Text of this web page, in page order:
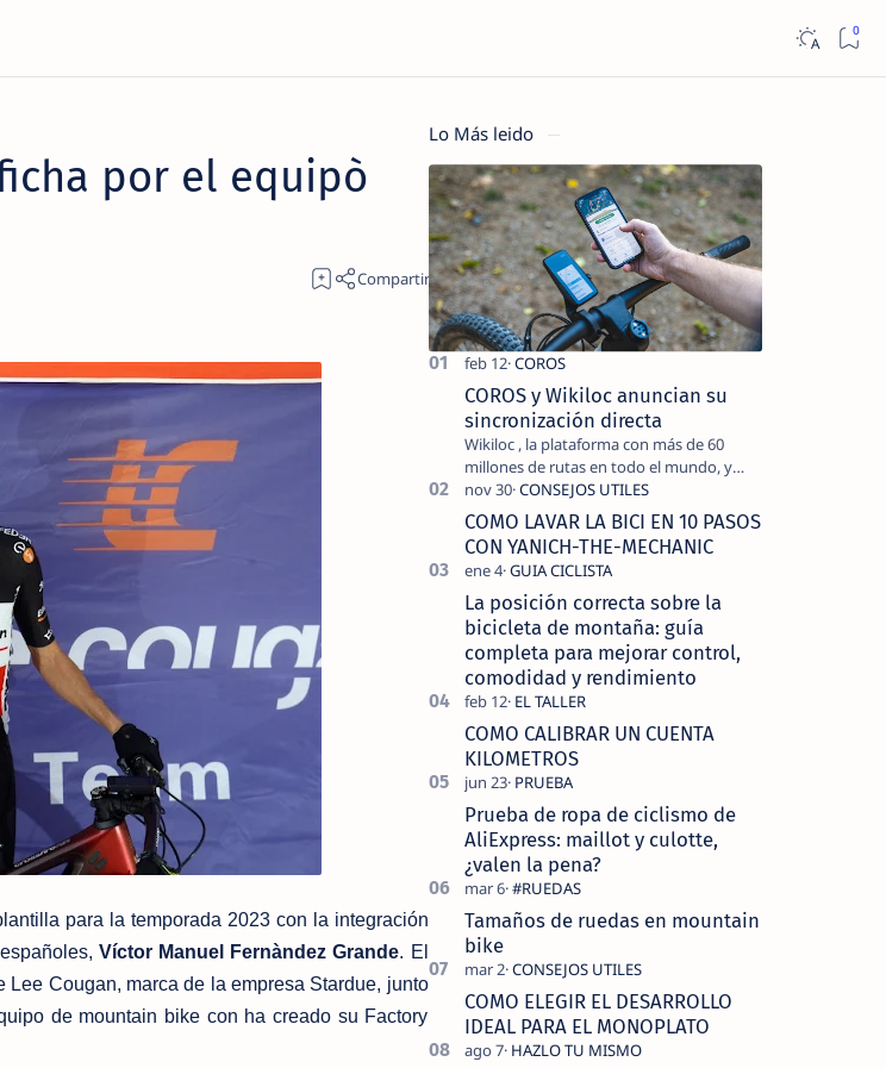
por el equipò
para la temporada 2023 con la integración
Víctor Manuel Fernàndez Grande. El
Cougan, marca de la empresa Stardue, junto
de mountain bike con ha creado su Factory
Lo Más leido
COROS y Wikiloc anuncian su
sincronización directa
Wikiloc , la plataforma con más de 60
millones de rutas en todo el mundo, y
COROS , marca de dispositivos GPS
reconocida mundialmente por su
tecnolo…
COMO LAVAR LA BICI EN 10 PASOS
CON YANICH-THE-MECHANIC
La posición correcta sobre la
bicicleta de montaña: guía
completa para mejorar control,
comodidad y rendimiento
COMO CALIBRAR UN CUENTA
KILOMETROS
Prueba de ropa de ciclismo de
AliExpress: maillot y culotte,
¿valen la pena?
Tamaños de ruedas en mountain
bike
COMO ELEGIR EL DESARROLLO
IDEAL PARA EL MONOPLATO